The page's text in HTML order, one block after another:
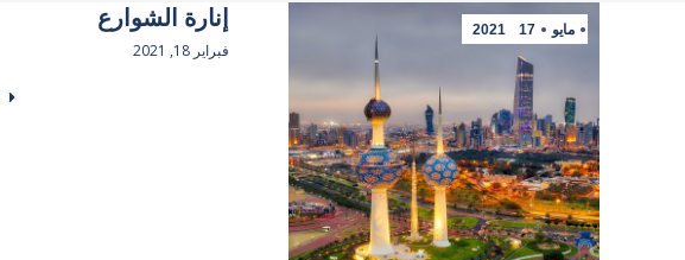
مايو 17
2021 إنارة الشوارع
فبراير 18, 2021